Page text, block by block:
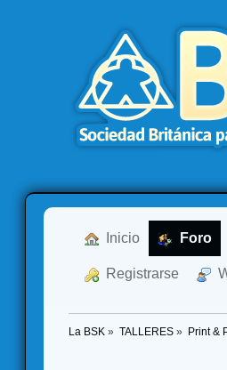
Inicio Foro
Registrarse
La BSK » TALLERES» Print &